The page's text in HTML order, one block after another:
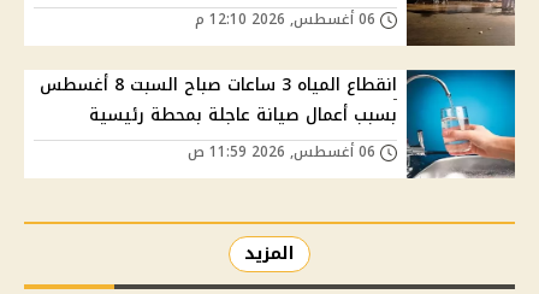
انقطاع المياه 3 ساعات صباح السبت 8 أغسطس
بسبب أعمال صيانة عاجلة بمحطة رئيسية
المزيد